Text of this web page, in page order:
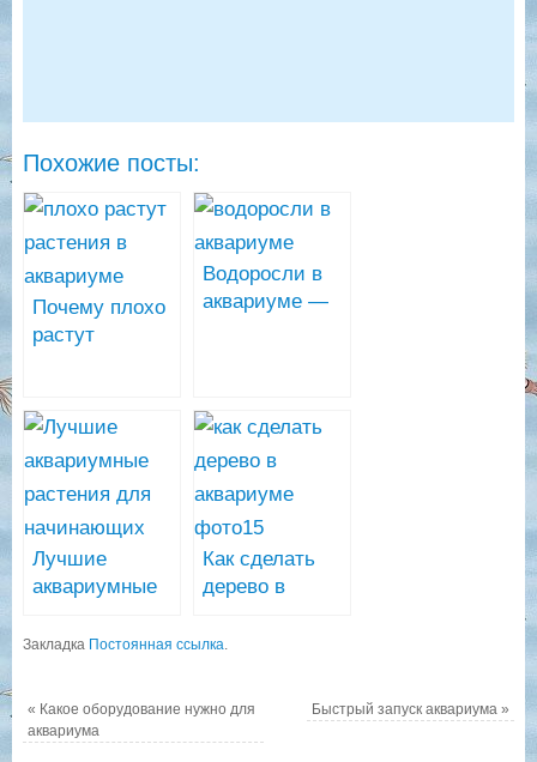
Похожие посты:
Почему плохо
растут
Водоросли в
аквариуме —
Лучшие
аквариумные
начинающих
Как сделать
дерево в
Закладка Постоянная ссылка.
« Какое оборудование нужно для
аквариума
Быстрый запуск аквариума»